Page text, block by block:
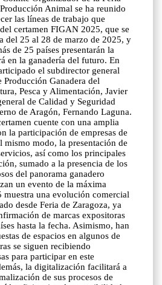
Animal se ha reunido
las líneas de trabajo que
certamen FIGAN 2025, que se
del 25 al 28 de marzo de 2025, y
de 25 países presentarán la
en la ganadería del futuro. En
el subdirector general
Producción Ganadera del
Pesca y Alimentación, Javier
de Calidad y Seguridad
de Aragón, Fernando Laguna.
cuente con una amplia
la participación de empresas de
mismo modo, la presentación de
así como los principales
sumado a la presencia de los
del panorama ganadero
un evento de la máxima
una evolución comercial
desde Feria de Zaragoza, ya
de marcas expositoras
hasta la fecha. Asimismo, han
de espacios en algunos de
se siguen recibiendo
para participar en este
la digitalización facilitará a
de sus procesos de